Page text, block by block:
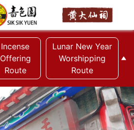
Incense
Offering
Route
Lunar New Year
Worshipping
Route